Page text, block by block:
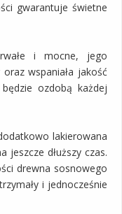
gwarantuje świetne
i mocne, jego
wspaniała jakość
ozdobą każdej
lakierowana
jeszcze dłuższy czas.
drewna sosnowego
i jednocześnie